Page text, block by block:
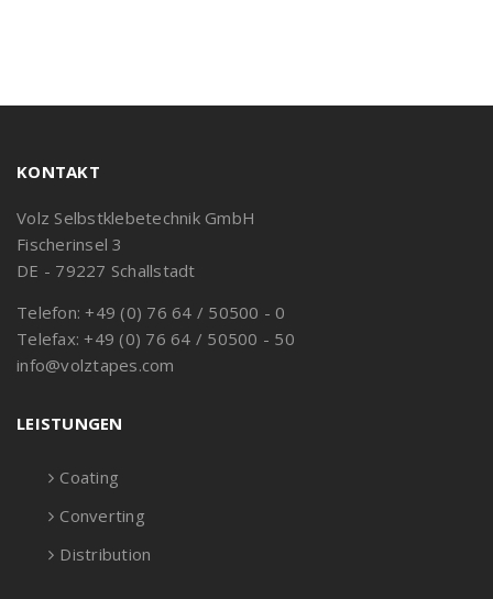
KONTAKT
Volz Selbstklebetechnik GmbH
Fischerinsel 3
DE - 79227 Schallstadt
Telefon: +49 (0) 76 64 / 50500 - 0
Telefax: +49 (0) 76 64 / 50500 - 50
info@volztapes.com
LEISTUNGEN
Coating
Converting
Distribution